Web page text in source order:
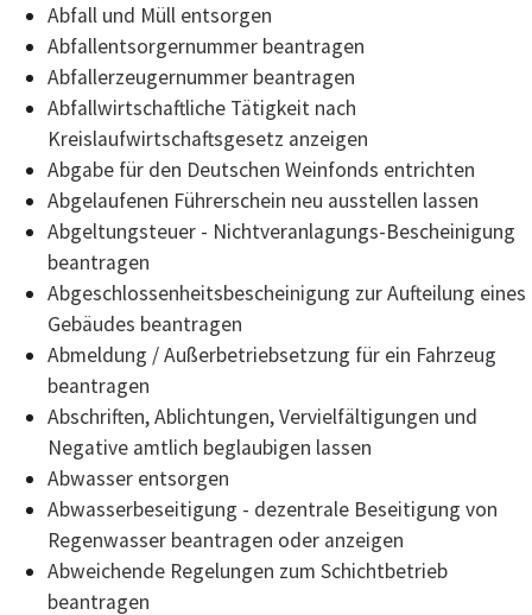
Abfall und Müll entsorgen
Abfallentsorgernummer beantragen
Abfallerzeugernummer beantragen
Abfallwirtschaftliche Tätigkeit nach
Kreislaufwirtschaftsgesetz anzeigen
Abgabe für den Deutschen Weinfonds entrichten
Abgelaufenen Führerschein neu ausstellen lassen
Abgeltungsteuer - Nichtveranlagungs-Bescheinigung
beantragen
Abgeschlossenheitsbescheinigung zur Aufteilung eines
Gebäudes beantragen
Abmeldung / Außerbetriebsetzung für ein Fahrzeug
beantragen
Abschriften, Ablichtungen, Vervielfältigungen und
Negative amtlich beglaubigen lassen
Abwasser entsorgen
Abwasserbeseitigung - dezentrale Beseitigung von
Regenwasser beantragen oder anzeigen
Abweichende Regelungen zum Schichtbetrieb
beantragen